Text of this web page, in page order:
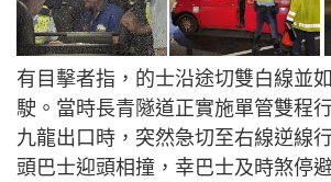
有目擊者指，的士沿途切雙白線並
駛。當時長青隧道正實施單管雙程
九龍出口時，突然急切至右線逆線
頭巴士迎頭相撞，幸巴士及時煞停